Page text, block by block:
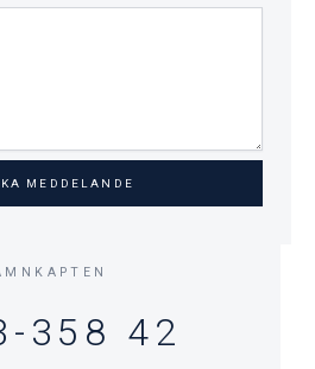
MEDDELANDE
358 42